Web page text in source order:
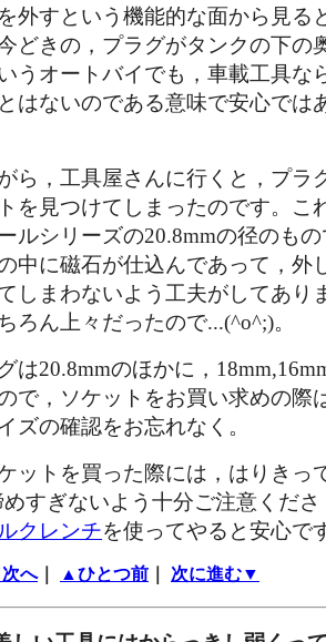
外すという機能的な面から見る
どきの，プラグがタンクの下の
うオートバイでも，車載工具な
はないのである意味で安心では
ら，工具屋さんに行くと，プラ
を見つけてしまったのです。こ
ルシリーズの20.8mmの径のもの
中に磁石が仕込んであって，外
しまわないよう工夫がしてあり
ろん上々だったので...(^o^;)。
は20.8mmのほかに，
で，ソケットをお買い求めの際
ズの確認をお忘れなく。
ットを買った際には，はりきっ
すぎないよう十分ご注意くださ
クレンチを使ってやると安心で
へ｜ ▲ひとつ前 次に進む▼